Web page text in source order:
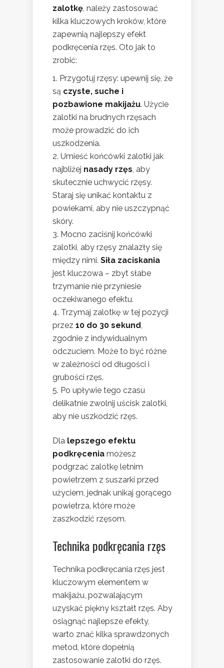
zalotkę, należy zastosować
kilka kluczowych kroków, które
zapewnią najlepszy efekt
podkręcenia rzęs. Oto jak to
zrobić:
Przygotuj rzęsy: upewnij się, że
są czyste, suche i
pozbawione makijażu. Użycie
zalotki na brudnych rzęsach
może prowadzić do ich
uszkodzenia.
Umieść końcówki zalotki jak
najbliżej nasady rzęs, aby
skutecznie uchwycić rzęsy.
Staraj się unikać kontaktu z
powiekami, aby nie uszczypnąć
skóry.
Mocno zaciśnij końcówki
zalotki, aby rzęsy znalazły się
między nimi. Siła zaciskania
jest kluczowa – zbyt słabe
trzymanie nie przyniesie
oczekiwanego efektu.
Trzymaj zalotkę w tej pozycji
przez 10 do 30 sekund,
zgodnie z indywidualnym
odczuciem. Może to być różne
w zależności od długości i
grubości rzęs.
Po upływie tego czasu
delikatnie zwolnij uścisk zalotki,
aby nie uszkodzić rzęs.
Dla lepszego efektu
podkręcenia możesz
podgrzać zalotkę letnim
powietrzem z suszarki przed
użyciem, jednak unikaj gorącego
powietrza, które może
zaszkodzić rzęsom.
Technika podkręcania rzęs
Technika podkręcania rzęs jest
kluczowym elementem w
makijażu, pozwalającym
uzyskać piękny kształt rzęs. Aby
osiągnąć najlepsze efekty,
warto znać kilka sprawdzonych
metod, które dopełnią
zastosowanie zalotki do rzęs.